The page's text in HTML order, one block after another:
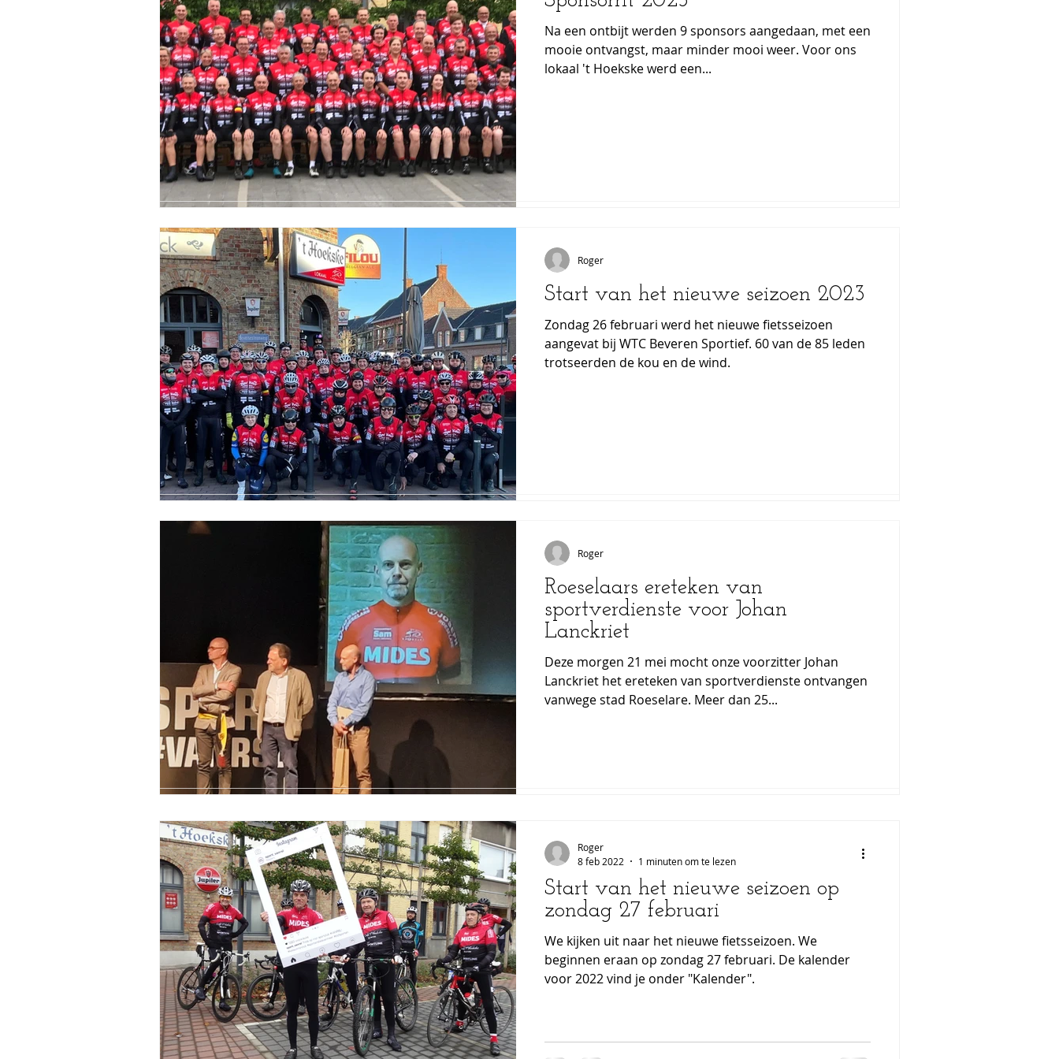
Sponsorrit 2023
Na een ontbijt werden 9 sponsors aangedaan, met een
mooie ontvangst, maar minder mooi weer. Voor ons
lokaal 't Hoekske werd een...
Start van het nieuwe seizoen 2023
Zondag 26 februari werd het nieuwe fietsseizoen
aangevat bij WTC Beveren Sportief. 60 van de 85 leden
trotseerden de kou en de wind.
Roger
Roeselaars ereteken van
sportverdienste voor Johan
Lanckriet
Deze morgen 21 mei mocht onze voorzitter Johan
Lanckriet het ereteken van sportverdienste ontvangen
vanwege stad Roeselare. Meer dan 25...
Roger
Start van het nieuwe seizoen op
zondag 27 februari
We kijken uit naar het nieuwe fietsseizoen. We
beginnen eraan op zondag 27 februari. De kalender
voor 2022 vind je onder "Kalender".
Roger
8 feb 2022
1 minuten om te lezen
Na een ontbijt werden 9 sponsors aangedaan, met een
mooie ontvangst, maar minder mooi weer. Voor ons
lokaal 't Hoekske werd een...
Start van het nieuwe seizoen 2023
Zondag 26 februari werd het nieuwe fietsseizoen
aangevat bij WTC Beveren Sportief. 60 van de 85 leden
trotseerden de kou en de wind.
Roger
Roeselaars ereteken van
sportverdienste voor Johan
Lanckriet
Deze morgen 21 mei mocht onze voorzitter Johan
Lanckriet het ereteken van sportverdienste ontvangen
vanwege stad Roeselare. Meer dan 25...
Roger